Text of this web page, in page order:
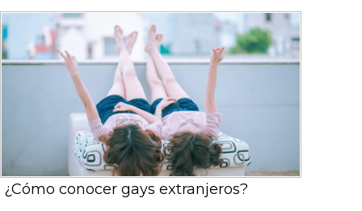
¿Cómo conocer gays extranjeros?